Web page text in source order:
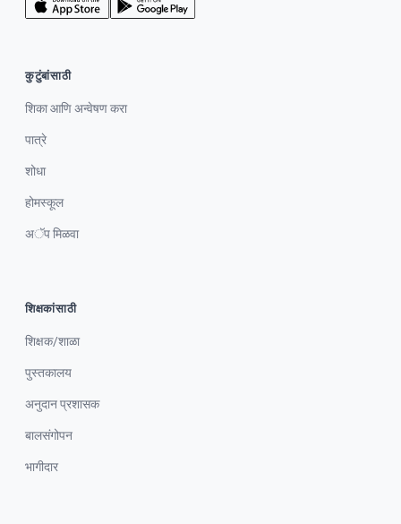
कुटुंबांसाठी
शिका आणि अन्वेषण करा
पात्रे
शोधा
होमस्कूल
अॅप मिळवा
शिक्षकांसाठी
शिक्षक/शाळा
पुस्तकालय
अनुदान प्रशासक
बालसंगोपन
भागीदार